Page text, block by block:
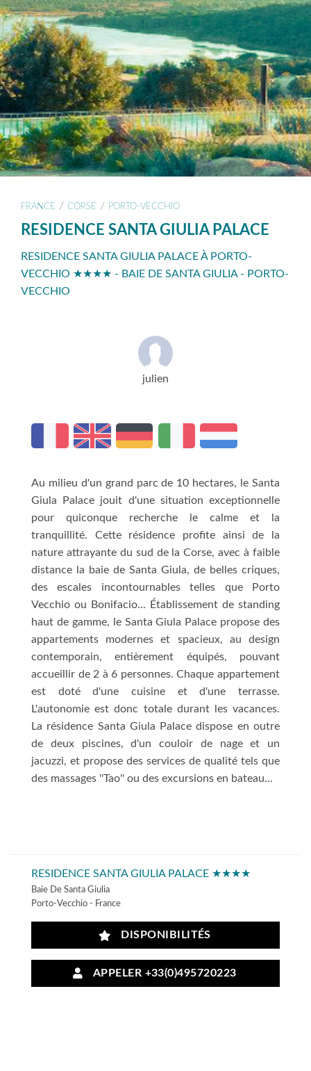
FRANCE / CORSE / PORTO-VECCHIO
RESIDENCE SANTA GIULIA PALACE
RESIDENCE SANTA GIULIA PALACE À PORTO-
VECCHIO ★★★★ - BAIE DE SANTA GIULIA - PORTO-
VECCHIO
julien
Au milieu d'un grand parc de 10 hectares, le Santa
Giula Palace jouit d'une situation exceptionnelle
pour quiconque recherche le calme et la
tranquillité. Cette résidence profite ainsi de la
nature attrayante du sud de la Corse, avec à faible
distance la baie de Santa Giula, de belles criques,
des escales incontournables telles que Porto
Vecchio ou Bonifacio... Établissement de standing
haut de gamme, le Santa Giula Palace propose des
appartements modernes et spacieux, au design
contemporain, entièrement équipés, pouvant
accueillir de 2 à 6 personnes. Chaque appartement
est doté d'une cuisine et d'une terrasse.
L'autonomie est donc totale durant les vacances.
La résidence Santa Giula Palace dispose en outre
de deux piscines, d'un couloir de nage et un
jacuzzi, et propose des services de qualité tels que
des massages ''Tao'' ou des excursions en bateau...
RESIDENCE SANTA GIULIA PALACE ★★★★
Baie De Santa Giulia
Porto-Vecchio - France
DISPONIBILITÉS
APPELER +33(0)495720223